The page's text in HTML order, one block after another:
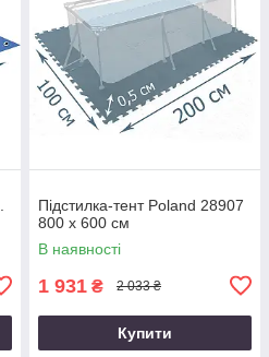
Підстилка-тент Poland 28907
800 х 600 см
В наявності
1 931 ₴ 2 033 ₴
Купити